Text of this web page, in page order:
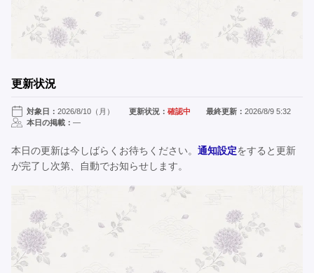
更新状況
対象日： 2026/8/10（月） 更新状況：確認中 最終更新： 2026/8/9 5:32
本日の掲載： —
本日の更新は今しばらくお待ちください。 通知設定をすると更新
が完了し次第、自動でお知らせします。